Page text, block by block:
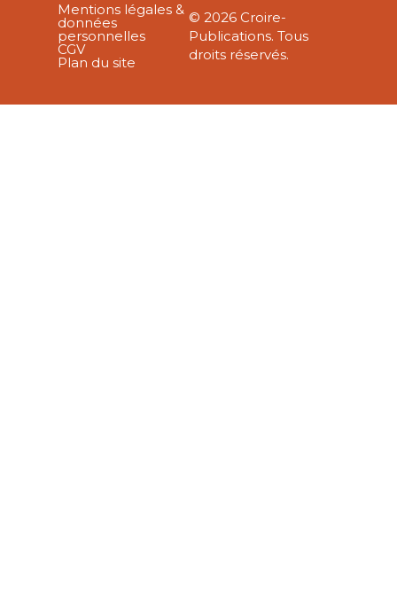
Mentions légales &
données
personnelles
CGV
Plan du site
© 2026 Croire-
Publications. Tous
droits réservés.